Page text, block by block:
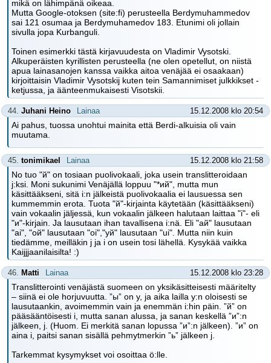
mikä on lähimpänä oikeaa.
Mutta Google-otoksen (site:fi) perusteella Berdymuhammedov
sai 121 osumaa ja Berdymuhamedov 183. Etunimi oli jollain
sivulla jopa Kurbanguli.
Toinen esimerkki tästä kirjavuudesta on Vladimir Vysotski.
Alkuperäisten kyrillisten perusteella (ne olen opetellut, on niistä
apua lainasanojen kanssa vaikka aitoa venäjää ei osaakaan)
kirjoittaisin Vladimir Vysotskij kuten tein Samannimiset julkkikset -
ketjussa, ja äänteenmukaisesti Visotskii.
44. Juhani Heino Lainaa 15.12.2008 klo 20:54
Ai pahus, tuossa unohtui mainita että Berdi-alkuisia oli vain
muutama.
45. tonimikael Lainaa 15.12.2008 klo 21:58
No tuo "й" on tosiaan puolivokaali, joka usein translitteroidaan
j:ksi. Moni sukunimi Venäjällä loppuu "*ий", mutta mun
käsittääkseni, sitä i:n jälkeistä puolivokaalia ei lausuessa sen
kummemmin erota. Tuota "й"-kirjainta käytetään (käsittääkseni)
vain vokaalin jäljessä, kun vokaalin jälkeen halutaan laittaa "i"- eli
"и"-kirjain. Ja lausutaan ihan tavallisena i:nä. Eli "ай" lausutaan
"ai", "ой" lausutaan "oi","уй" lausutaan "ui". Mutta niin kuin
tiedämme, meilläkin j ja i on usein tosi lähellä. Kysykää vaikka
Kaijjjaanilaisilta! :)
46. Matti Lainaa 15.12.2008 klo 23:28
Translitterointi venäjästä suomeen on yksikäsitteisesti määritelty
– siinä ei ole horjuvuutta. ”ы” on y, ja aika lailla y:n oloisesti se
lausutaankin, avoimemmin vain ja enemmän i:hin päin. ”й” on
pääsääntöisesti i, mutta sanan alussa, ja sanan keskellä ”и”:n
jälkeen, j. (Huom. Ei merkitä sanan lopussa ”и”:n jälkeen). ”и” on
aina i, paitsi sanan sisällä pehmytmerkin ”ь” jälkeen j.
Tarkemmat kysymykset voi osoittaa ö:lle.